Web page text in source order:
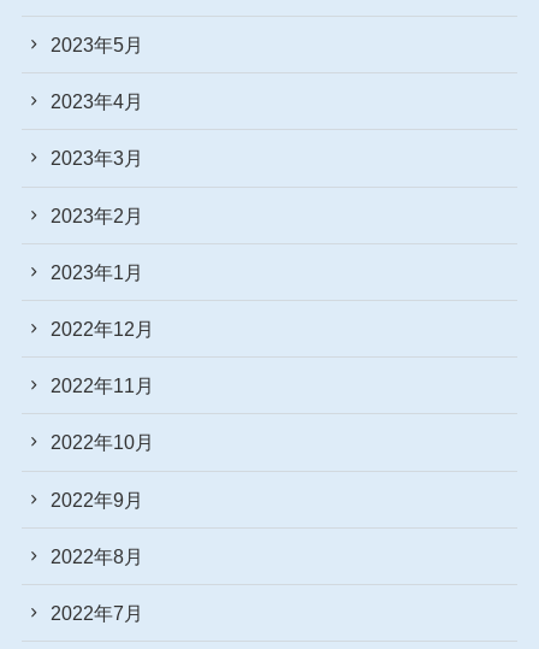
2023年5月
2023年4月
2023年3月
2023年2月
2023年1月
2022年12月
2022年11月
2022年10月
2022年9月
2022年8月
2022年7月